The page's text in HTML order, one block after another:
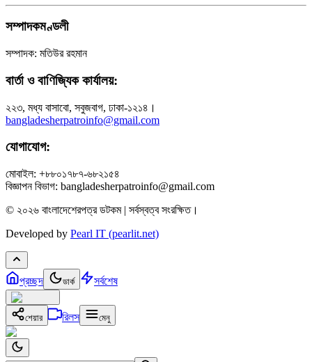
সম্পাদকমণ্ডলী
সম্পাদক: মতিউর রহমান
বার্তা ও বাণিজ্যিক কার্যালয়:
২২৩, মধ্য বাসাবো, সবুজবাগ, ঢাকা-১২১৪।
bangladesherpatroinfo@gmail.com
যোগাযোগ:
মোবাইল: +৮৮০১৭৮৭-৬৮২১৫৪
বিজ্ঞাপন বিভাগ: bangladesherpatroinfo@gmail.com
© ২০২৬ বাংলাদেশেরপত্র ডটকম | সর্বস্বত্ব সংরক্ষিত।
Developed by Pearl IT (pearlit.net)
প্রচ্ছদ ডার্ক সর্বশেষ
শেয়ার রিলস মেনু